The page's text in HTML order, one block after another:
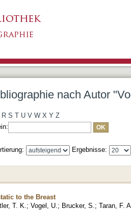
nach Autor
R S T U V W X Y Z
Ergebnisse:
to the Breast
T. K. ; Vogel, U. ; Brucker, S. ; Taran, F. A.